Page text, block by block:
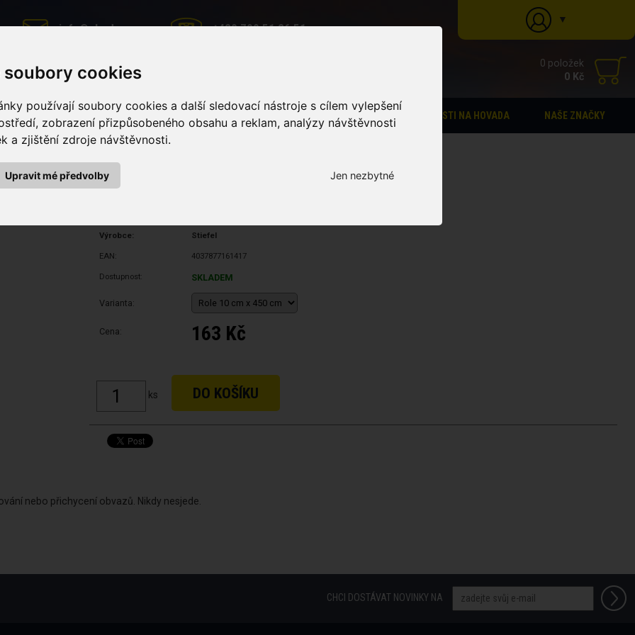
soubory cookies
používají soubory cookies a další sledovací nástroje s cílem vylepšení
zobrazení přizpůsobeného obsahu a reklam, analýzy návštěvnosti
a zjištění zdroje návštěvnosti.
Jen nezbytné
Upravit mé předvolby
info@ghoda.cz +420 799 51 26 51
▼
0 položek
0 Kč
MINERÁLNÍ LIZY PÉČE O KONĚ KRMNÉ DOPLŇKY STÁJOVÁ LÉKÁRNA PASTI NA HOVADA NAŠE ZNAČKY
x 450 cm
Výrobce: Stiefel
EAN: 4037877161417
Dostupnost: SKLADEM
Varianta:
Cena: 163 Kč
ks
nebo přichycení obvazů. Nikdy nesjede.
CHCI DOSTÁVAT NOVINKY NA